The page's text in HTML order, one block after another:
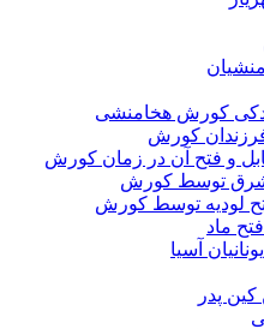
کورش هخامنشی
کورش
و فتح آن در زمان کورش
شرق توسط کورش
لودیه توسط کورش
ماد
آسیا
پدر